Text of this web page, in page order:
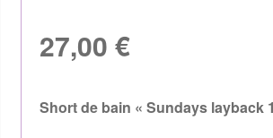
27,00 €
Short de bain « Sundays layback